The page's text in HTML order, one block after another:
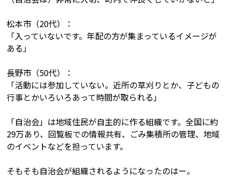
松本市（20代）：
「入っていないです。年配の方が集まっているイメージが
ある」
長野市（50代）：
「活動には参加していない。近所の草刈りとか、子どもの
行事とかいろいろあって時間が取られる」
「自治会」は地域住民が自主的に作る組織です。全国に約
29万あり、回覧板での情報共有、ごみ集積所の管理、地域
のイベントなどを担っています。
そもそも自治会が組織されるようになったのはー。